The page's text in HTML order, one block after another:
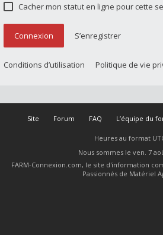
Cacher mon statut en ligne pour cette
Connexion S’enregistrer
Conditions d’utilisation Politique de vie
Site Forum FAQ L’équipe du
Heures au format
Nous sommes le ven. 7
FARM-Connexion.com, le site d'information
Passionnés de Matériel